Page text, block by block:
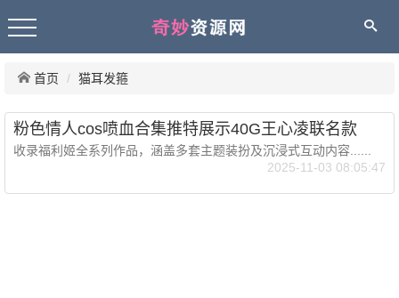
首页 猫耳发箍
粉色情人cos喷血合集推特展示40G王心凌联名款
收录福利姬全系列作品，涵盖多套主题装扮及沉浸式互动内容......
2025-11-03 08:05:47